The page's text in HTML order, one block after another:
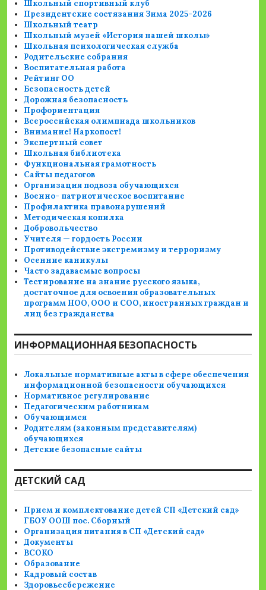
Школьный спортивный клуб
Президентские состязания Зима 2025-2026
Школьный театр
Школьный музей «История нашей школы»
Школьная психологическая служба
Родительские собрания
Воспитательная работа
Рейтинг ОО
Безопасность детей
Дорожная безопасность
Профориентация
Всероссийская олимпиада школьников
Внимание! Наркопост!
Экспертный совет
Школьная библиотека
Функциональная грамотность
Сайты педагогов
Организация подвоза обучающихся
Военно- патриотическое воспитание
Профилактика правонарушений
Методическая копилка
Добровольчество
Учителя — гордость России
Противодействие экстремизму и терроризму
Осенние каникулы
Часто задаваемые вопросы
Тестирование на знание русского языка,
достаточное для освоения образовательных
программ НОО, ООО и СОО, иностранных граждан и
лиц без гражданства
ИНФОРМАЦИОННАЯ БЕЗОПАСНОСТЬ
Локальные нормативные акты в сфере обеспечения
информационной безопасности обучающихся
Нормативное регулирование
Педагогическим работникам
Обучающимся
Родителям (законным представителям)
обучающихся
Детские безопасные сайты
ДЕТСКИЙ САД
Прием и комплектование детей СП «Детский сад»
ГБОУ ООШ пос. Сборный
Организация питания в СП «Детский сад»
Документы
ВСОКО
Образование
Кадровый состав
Здоровьесбережение